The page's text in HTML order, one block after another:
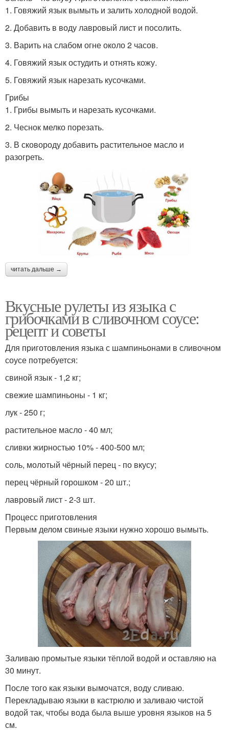
1. Говяжий язык вымыть и залить холодной водой.
2. Добавить в воду лавровый лист и посолить.
3. Варить на слабом огне около 2 часов.
4. Говяжий язык остудить и отнять кожу.
5. Говяжий язык нарезать кусочками.
Грибы
1. Грибы вымыть и нарезать кусочками.
2. Чеснок мелко порезать.
3. В сковороду добавить растительное масло и
разогреть.
читать дальше →
Вкусные рулеты из языка с
грибочками в сливочном соусе:
рецепт и советы
Для приготовления языка с шампиньонами в сливочном
соусе потребуется:
свиной язык - 1,2 кг;
свежие шампиньоны - 1 кг;
лук - 250 г;
растительное масло - 40 мл;
сливки жирностью 10% - 400-500 мл;
соль, молотый чёрный перец - по вкусу;
перец чёрный горошком - 20 шт.;
лавровый лист - 2-3 шт.
Процесс приготовления
Первым делом свиные языки нужно хорошо вымыть.
Заливаю промытые языки тёплой водой и оставляю на
30 минут.
После того как языки вымочатся, воду сливаю.
Перекладываю языки в кастрюлю и заливаю чистой
водой так, чтобы вода была выше уровня языков на 5
см.